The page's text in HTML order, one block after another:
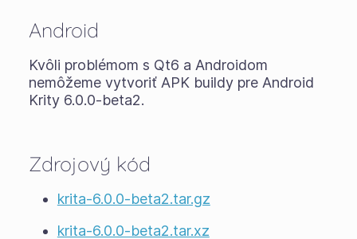
Android
Kvôli problémom s Qt6 a Androidom
nemôžeme vytvoriť APK buildy pre Android
Krity 6.0.0-beta2.
Zdrojový kód
krita-6.0.0-beta2.tar.gz
krita-6.0.0-beta2.tar.xz